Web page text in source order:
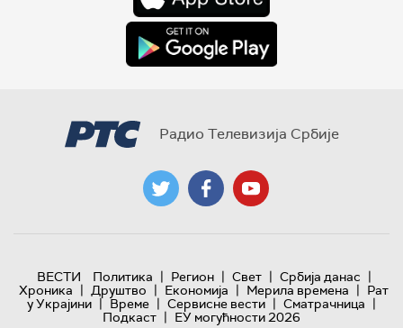
Радио Телевизија Србије
ВЕСТИ Политика | Регион | Свет | Србија данас |
Хроника | Друштво | Економија | Мерила времена | Рат
у Украјини | Време | Сервисне вести | Сматрачница |
Подкаст | ЕУ могућности 2026